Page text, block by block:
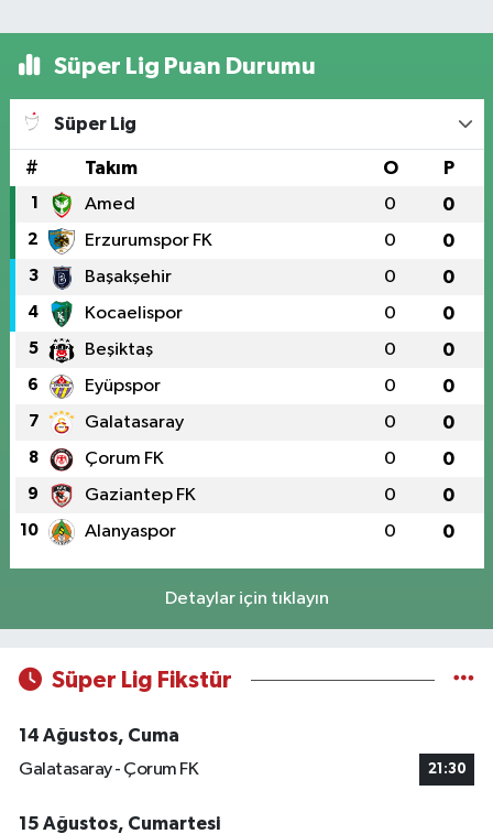
Süper Lig Puan Durumu
Süper Lig
# Takım O P
1 Amed 0 0
2 Erzurumspor FK 0 0
3 Başakşehir 0 0
4 Kocaelispor 0 0
5 Beşiktaş 0 0
6 Eyüpspor 0 0
7 Galatasaray 0 0
8 Çorum FK 0 0
9 Gaziantep FK 0 0
10 Alanyaspor 0 0
Detaylar için tıklayın
Süper Lig Fikstür
14 Ağustos, Cuma
Galatasaray - Çorum FK
21:30
15 Ağustos, Cumartesi